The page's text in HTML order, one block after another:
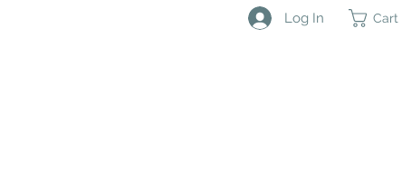
Log In Cart